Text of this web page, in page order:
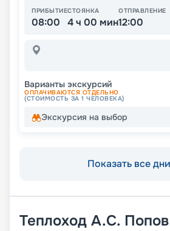
ПРИБЫТИЕ
08:00
СТОЯНКА
4 ч 00 мин
ОТПРАВЛЕНИЕ
12:00
Варианты экскурсий
ОПЛАЧИВАЮТСЯ ОТДЕЛЬНО
(СТОИМОСТЬ ЗА 1 ЧЕЛОВЕКА)
Экскурсия на выбор
Показать все
Теплоход А.С. Попов